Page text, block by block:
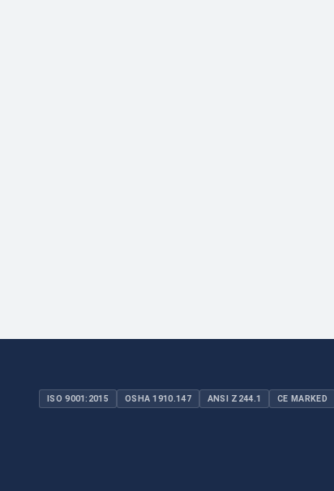
ISO 9001:2015 OSHA 1910.147 ANSI Z244.1 CE MARKED